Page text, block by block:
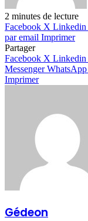
2 minutes de lecture
Facebook X Linkedin
par email Imprimer
Partager
Facebook X Linkedin
Messenger WhatsApp
Imprimer
Gédeon